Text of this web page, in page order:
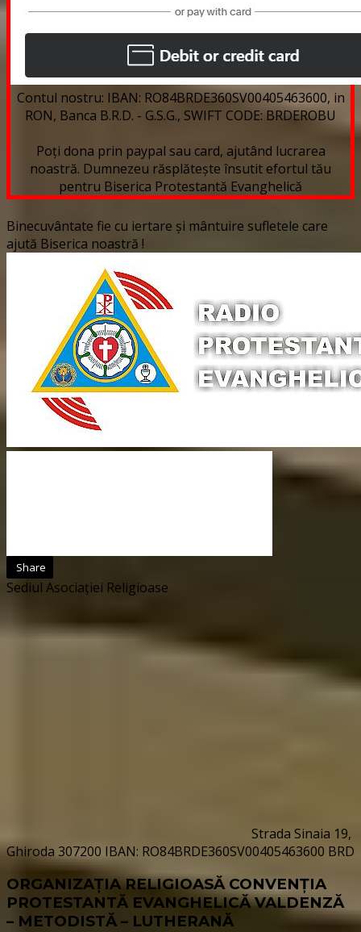
Contul nostru: IBAN: RO84BRDE360SV00405463600, in
RON, Banca B.R.D. - G.S.G., SWIFT CODE: BRDEROBU
Poți dona prin paypal sau card, ajutând lucrarea
noastră. Dumnezeu răsplătește însutit efortul tău
pentru Biserica Protestantă Evanghelică
Binecuvântate fie cu iertare și mântuire sufletele care
ajută Biserica noastră !
Share
Sediul Asociației Religioase
Strada Sinaia 19,
Ghiroda 307200 IBAN: RO84BRDE360SV00405463600 BRD
ORGANIZAȚIA RELIGIOASĂ CONVENŢIA
PROTESTANTĂ EVANGHELICĂ VALDENZĂ
– METODISTĂ – LUTHERANĂ